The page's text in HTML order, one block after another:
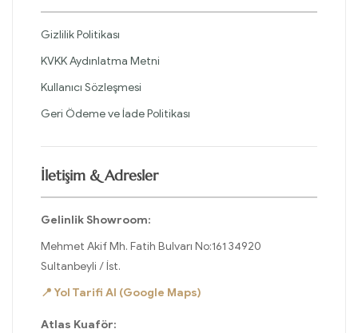
Gizlilik Politikası
KVKK Aydınlatma Metni
Kullanıcı Sözleşmesi
Geri Ödeme ve İade Politikası
İletişim & Adresler
Gelinlik Showroom:
Mehmet Akif Mh. Fatih Bulvarı No:161 34920
Sultanbeyli / İst.
📍 Yol Tarifi Al (Google Maps)
Atlas Kuaför: